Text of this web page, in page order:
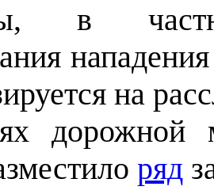
в
на
дорожной
ряд